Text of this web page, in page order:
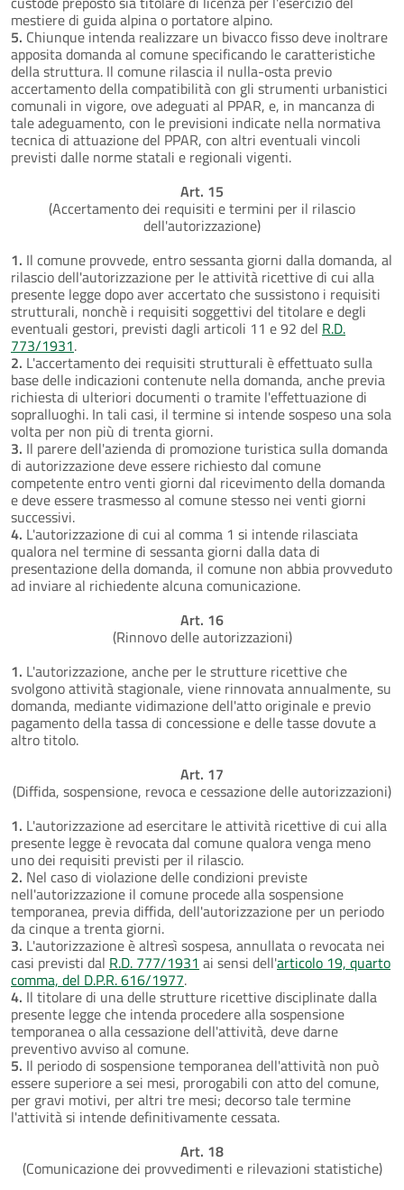
mestiere di guida alpina o portatore alpino.
5. Chiunque intenda realizzare un bivacco fisso deve inoltrare
apposita domanda al comune specificando le caratteristiche
della struttura. Il comune rilascia il nulla-osta previo
accertamento della compatibilità con gli strumenti urbanistici
comunali in vigore, ove adeguati al PPAR, e, in mancanza di
tale adeguamento, con le previsioni indicate nella normativa
tecnica di attuazione del PPAR, con altri eventuali vincoli
previsti dalle norme statali e regionali vigenti.
Art. 15
(Accertamento dei requisiti e termini per il rilascio
dell'autorizzazione)
1. Il comune provvede, entro sessanta giorni dalla domanda, al
rilascio dell'autorizzazione per le attività ricettive di cui alla
presente legge dopo aver accertato che sussistono i requisiti
strutturali, nonchè i requisiti soggettivi del titolare e degli
eventuali gestori, previsti dagli articoli 11 e 92 del R.D.
773/1931.
2. L'accertamento dei requisiti strutturali è effettuato sulla
base delle indicazioni contenute nella domanda, anche previa
richiesta di ulteriori documenti o tramite l'effettuazione di
sopralluoghi. In tali casi, il termine si intende sospeso una sola
volta per non più di trenta giorni.
3. Il parere dell'azienda di promozione turistica sulla domanda
di autorizzazione deve essere richiesto dal comune
competente entro venti giorni dal ricevimento della domanda
e deve essere trasmesso al comune stesso nei venti giorni
successivi.
4. L'autorizzazione di cui al comma 1 si intende rilasciata
qualora nel termine di sessanta giorni dalla data di
presentazione della domanda, il comune non abbia provveduto
ad inviare al richiedente alcuna comunicazione.
Art. 16
(Rinnovo delle autorizzazioni)
1. L'autorizzazione, anche per le strutture ricettive che
svolgono attività stagionale, viene rinnovata annualmente, su
domanda, mediante vidimazione dell'atto originale e previo
pagamento della tassa di concessione e delle tasse dovute a
altro titolo.
Art. 17
(Diffida, sospensione, revoca e cessazione delle autorizzazioni)
1. L'autorizzazione ad esercitare le attività ricettive di cui alla
presente legge è revocata dal comune qualora venga meno
uno dei requisiti previsti per il rilascio.
2. Nel caso di violazione delle condizioni previste
nell'autorizzazione il comune procede alla sospensione
temporanea, previa diffida, dell'autorizzazione per un periodo
da cinque a trenta giorni.
3. L'autorizzazione è altresì sospesa, annullata o revocata nei
casi previsti dal R.D. 777/1931 ai sensi dell'articolo 19, quarto
comma, del D.P.R. 616/1977.
4. Il titolare di una delle strutture ricettive disciplinate dalla
presente legge che intenda procedere alla sospensione
temporanea o alla cessazione dell'attività, deve darne
preventivo avviso al comune.
5. Il periodo di sospensione temporanea dell'attività non può
essere superiore a sei mesi, prorogabili con atto del comune,
per gravi motivi, per altri tre mesi; decorso tale termine
l'attività si intende definitivamente cessata.
Art. 18
(Comunicazione dei provvedimenti e rilevazioni statistiche)